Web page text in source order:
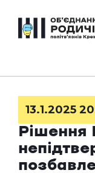
13.1.2025
Рішення